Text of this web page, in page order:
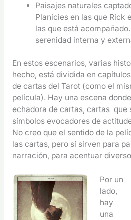
Paisajes naturales
Planicies en las que Rick
las que está
serenidad interna y
En estos escenarios, varias
hecho, está dividida en
de cartas del Tarot (como el
película). Hay una escena
echadora de cartas, cartas que
símbolos evocadores de
No creo que el sentido de la
las cartas, pero sí sirven para
narración, para acentuar
Por un
lado,
hay
una